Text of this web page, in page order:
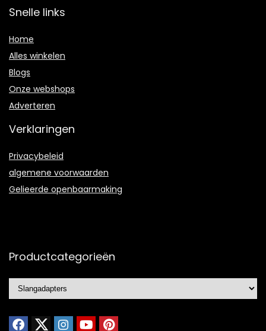
Snelle links
Home
Alles winkelen
Blogs
Onze webshops
Adverteren
Verklaringen
Privacybeleid
algemene voorwaarden
Gelieerde openbaarmaking
Productcategorieën